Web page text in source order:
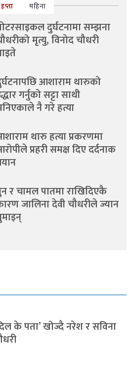
हप्ता महिना
दुर्घटनामा सम्झना
मृत्यु, विनोद चौधरी
आशाराम थारुको
गर्नुको सट्टा साथी
नै गरे हत्या
थारु हत्या प्रकरणमा
प्रहरी समक्ष दिए दर्दनाक
र चामल पातमा राखिदिएकै
जालिना देवी चौधरीले ज्यान
के पता’ खोज्दै नरेश र सविना